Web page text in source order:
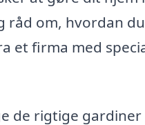
råd om, hvordan du
et firma med
de rigtige gardiner